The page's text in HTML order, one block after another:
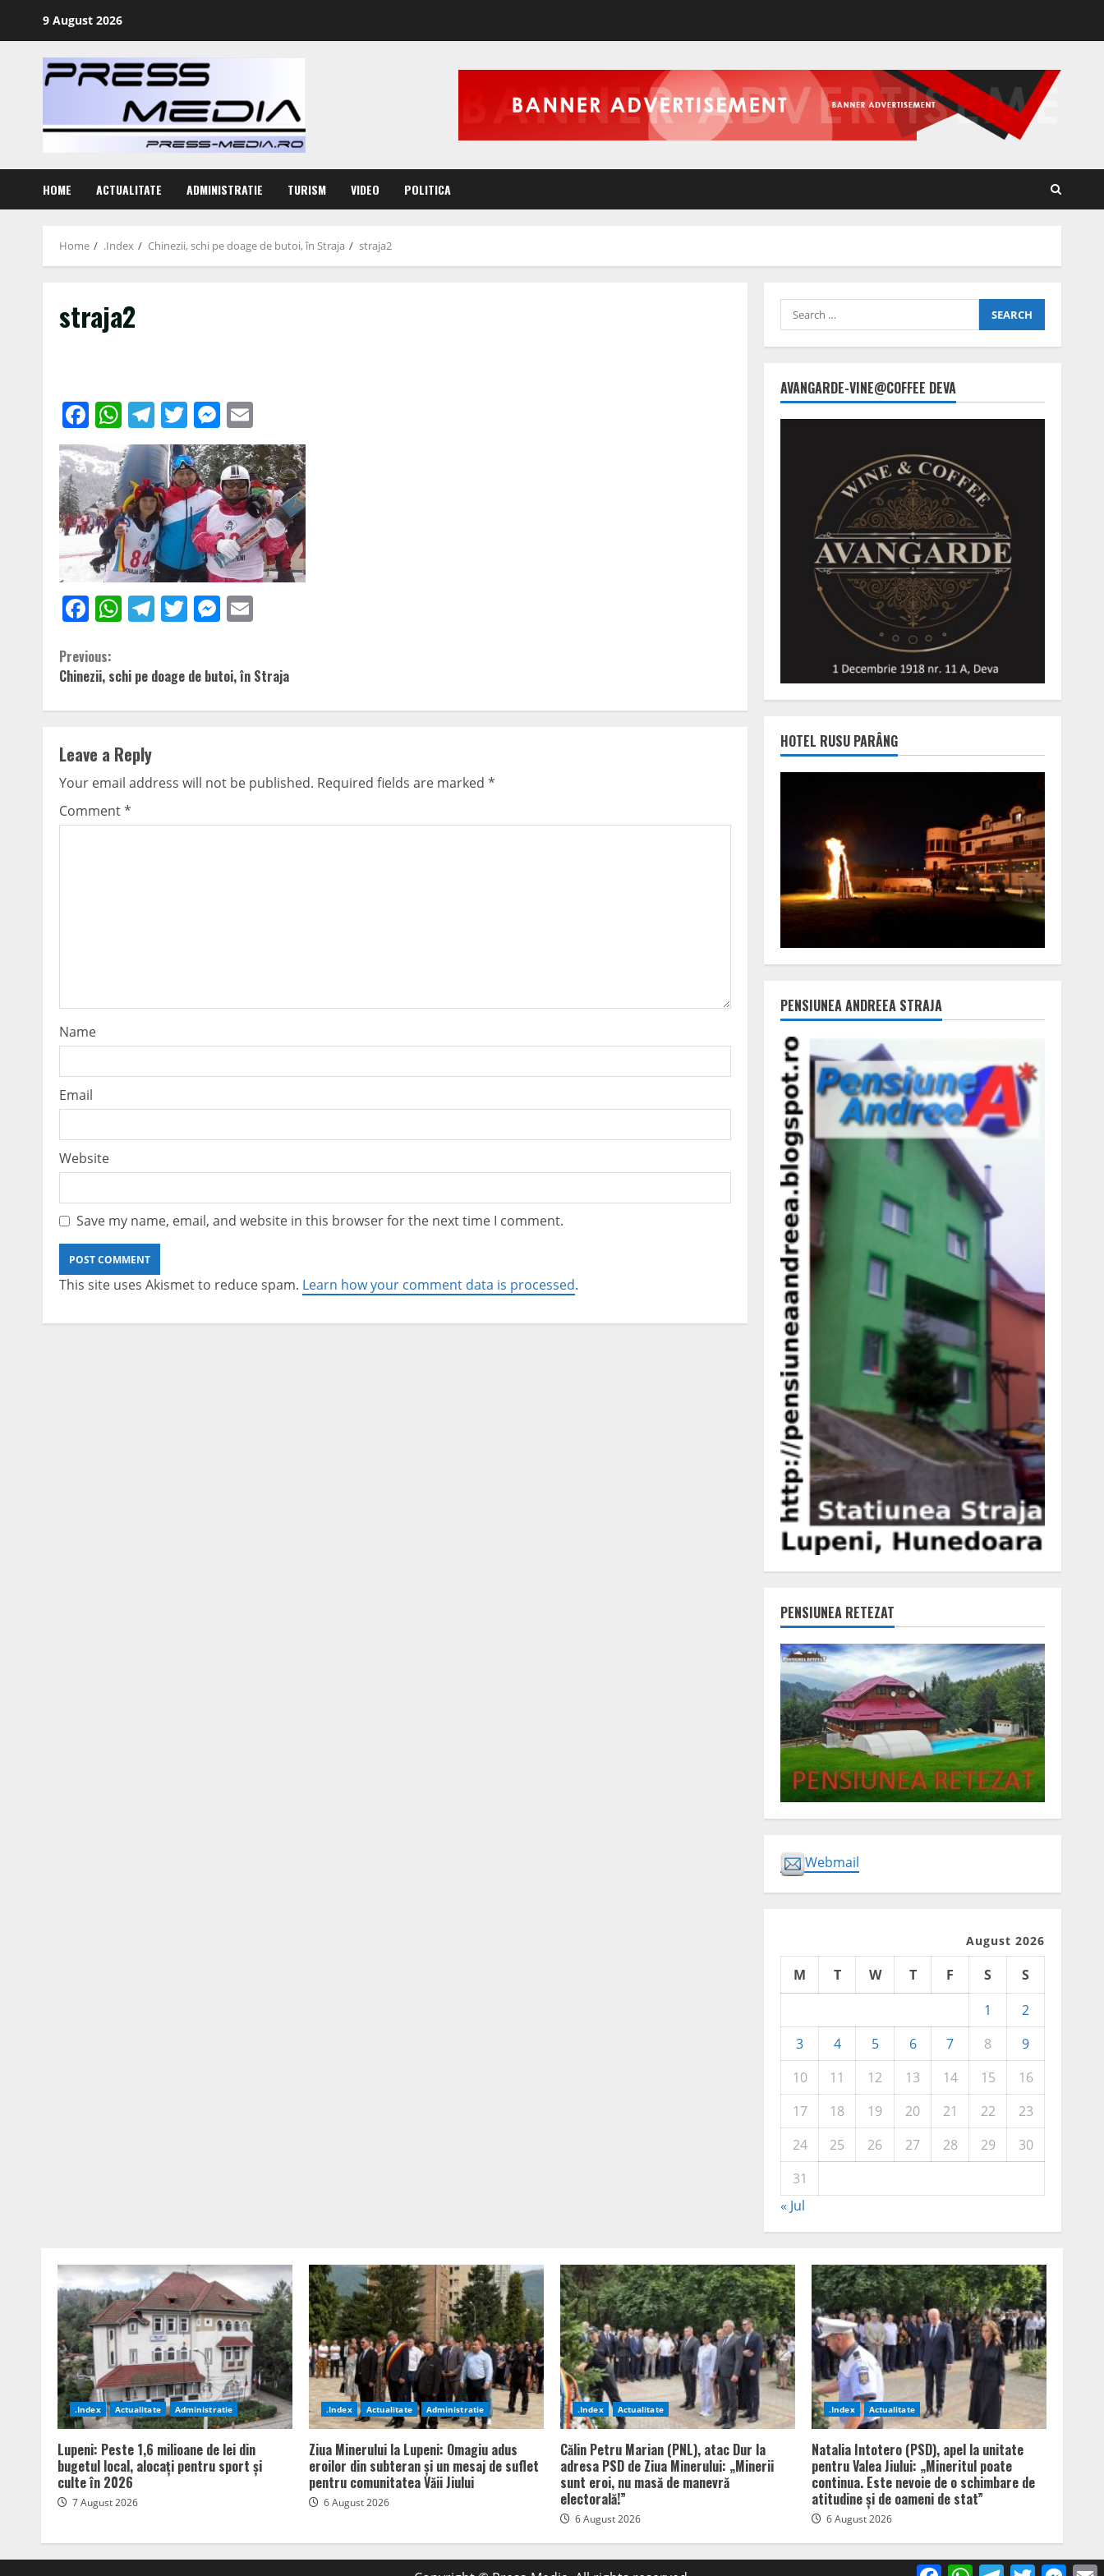
9 August 2026
HOME ACTUALITATE ADMINISTRATIE TURISM VIDEO POLITICA
Home .Index Chinezii, schi pe doage de butoi, în Straja straja2
straja2
Facebook
WhatsApp
Telegram
TwitterMessenger
Facebook
WhatsApp
Telegram
TwitterMessenger
Continue
Reading
Previous:
Chinezii, schi pe doage de butoi, în Straja
Leave a Reply
Your email address will not be published. Required fields are marked *
Comment*
Name
Email
Website
Save my name, email, and website in this browser for the next time I comment.
This site uses Akismet to reduce spam. Learn how your comment data is processed.
Search
for:
AVANGARDE-VINE@COFFEE DEVA
HOTEL RUSU PARÂNG
PENSIUNEA ANDREEA STRAJA
PENSIUNEA RETEZAT
Webmail
August 2026
M T W T F S
S
1
2
3
4 5 6 7 8
9
10
11 12 13 14 15
16
17
18 19 20 21 22
23
24
25 26 27 28 29
30
31
« Jul
.Index Actualitate Administratie
Lupeni: Peste 1,6 milioane de lei din
bugetul local, alocați pentru sport și
culte în 2026
7 August 2026
.Index Actualitate Administratie
Ziua Minerului la Lupeni: Omagiu adus
eroilor din subteran și un mesaj de suflet
pentru comunitatea Văii Jiului
6 August 2026
.Index Actualitate
Călin Petru Marian (PNL), atac Dur la
adresa PSD de Ziua Minerului: „Minerii
sunt eroi, nu masă de manevră
electorală!”
6 August 2026
.Index Actualitate
Natalia Intotero (PSD), apel la unitate
pentru Valea Jiului: „Mineritul poate
continua. Este nevoie de o schimbare de
atitudine și de oameni de stat”
6 August 2026
FacebookWhatsAppTelegram
Twitter